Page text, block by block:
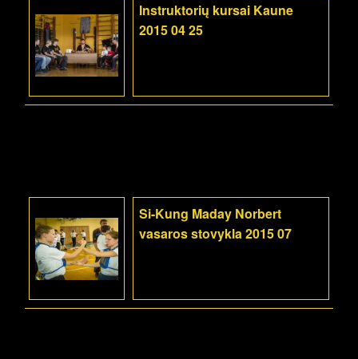
Instruktorių kursai Kaune
2015 04 25
Si-Kung Maday Norbert
vasaros stovykla 2015 07